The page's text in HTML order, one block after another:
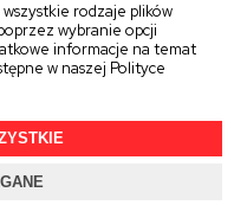
rodzaje plików
wybranie opcji
informacje na temat
w naszej Polityce
Rajsoczewek.pl